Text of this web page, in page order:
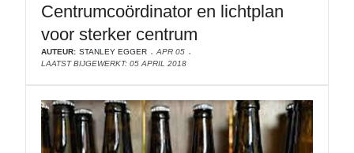
Centrumcoördinator en lichtplan
voor sterker centrum
AUTEUR: STANLEY EGGER
APR 05
LAATST BIJGEWERKT: 05 APRIL 2018